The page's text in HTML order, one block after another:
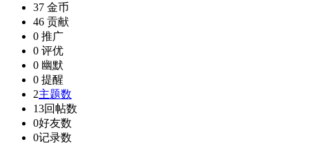
37 金币
46 贡献
0 推广
0 评优
0 幽默
0 提醒
2主题数
13回帖数
0好友数
0记录数